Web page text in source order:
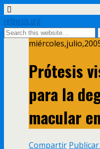
retinosis.org
Prótesis
para la
macular
Compartir